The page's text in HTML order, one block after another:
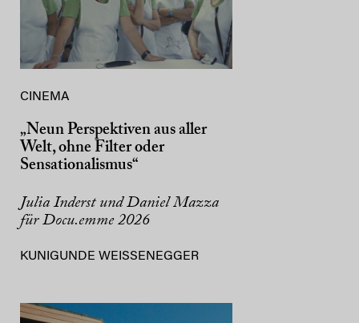
CINEMA
„Neun Perspektiven aus aller
Welt, ohne Filter oder
Sensationalismus“
Julia Inderst und Daniel Mazza
für Docu.emme 2026
KUNIGUNDE WEISSENEGGER